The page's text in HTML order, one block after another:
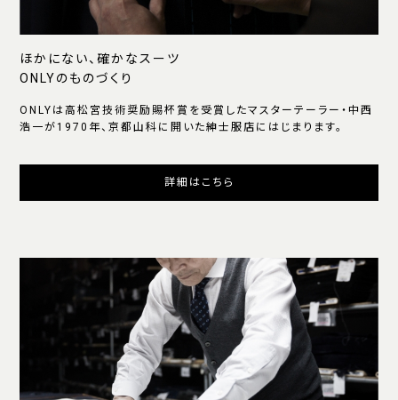
ほかにない、確かなスーツ
ONLYのものづくり
ONLYは高松宮技術奨励賜杯賞を受賞したマスターテーラー・中西
浩一が1970年、京都山科に開いた紳士服店にはじまります。
詳細はこちら